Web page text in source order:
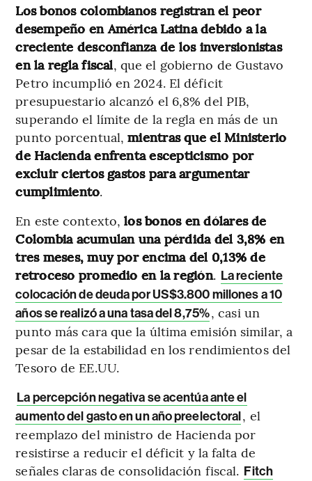
Los bonos colombianos registran el peor
desempeño en América Latina debido a la
creciente desconfianza de los inversionistas
en la regla fiscal, que el gobierno de Gustavo
Petro incumplió en 2024. El déficit
presupuestario alcanzó el 6,8% del PIB,
superando el límite de la regla en más de un
punto porcentual,mientras que el Ministerio
de Hacienda enfrenta escepticismo por
excluir ciertos gastos para argumentar
cumplimiento.
En este contexto,los bonos en dólares de
Colombia acumulan una pérdida del 3,8% en
tres meses, muy por encima del 0,13% de
retroceso promedio en la región. La reciente
colocación de deuda por US$3.800 millones a 10
años se realizó a una tasa del 8,75%, casi un
punto más cara que la última emisión similar, a
pesar de la estabilidad en los rendimientos del
Tesoro de EE.UU.
La percepción negativa se acentúa ante el
aumento del gasto en un año preelectoral, el
reemplazo del ministro de Hacienda por
resistirse a reducir el déficit y la falta de
señales claras de consolidación fiscal. Fitch